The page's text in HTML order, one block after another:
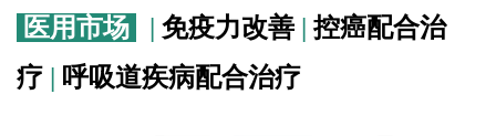
医用市场 | 免疫力改善 | 控癌配合治
疗 | 呼吸道疾病配合治疗